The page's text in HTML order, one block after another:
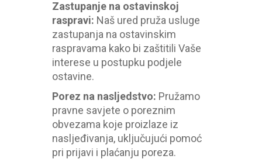
Zastupanje na ostavinskoj
raspravi: Naš ured pruža usluge
zastupanja na ostavinskim
raspravama kako bi zaštitili Vaše
interese u postupku podjele
ostavine.
Porez na nasljedstvo: Pružamo
pravne savjete o poreznim
obvezama koje proizlaze iz
nasljeđivanja, uključujući pomoć
pri prijavi i plaćanju poreza.